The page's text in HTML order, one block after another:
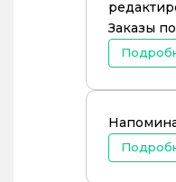
Заказы